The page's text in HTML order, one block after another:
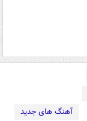
آهنگ های جدید